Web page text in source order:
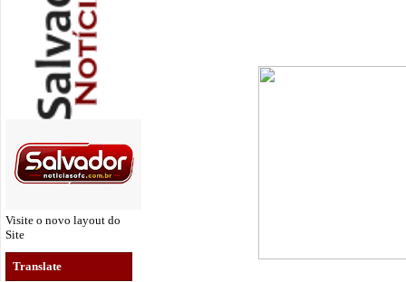
Visite o novo layout do
Site
Translate